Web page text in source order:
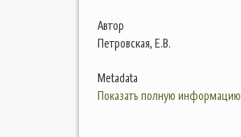
Автор
Петровская, Е.В.
Metadata
Показать полную информацию